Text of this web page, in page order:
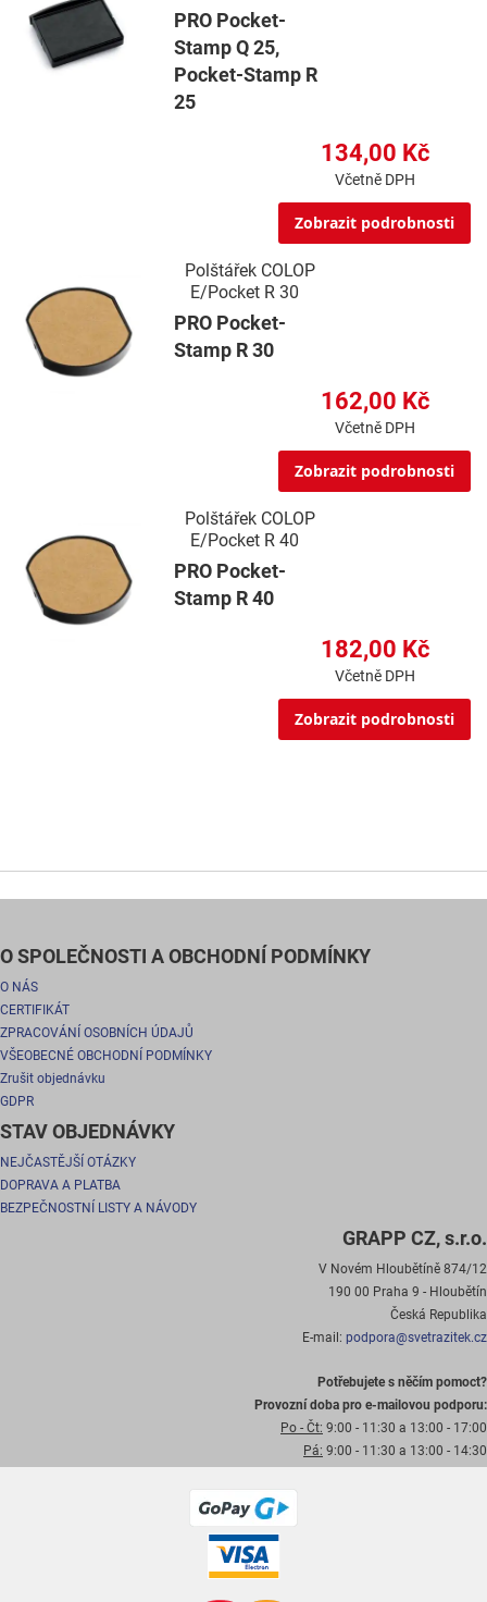
PRO Pocket-
Stamp Q 25,
Pocket-Stamp R
25
134,00 Kč
Včetně DPH
Zobrazit podrobnosti
Polštářek COLOP
E/Pocket R 30
PRO Pocket-
Stamp R 30
162,00 Kč
Včetně DPH
Zobrazit podrobnosti
Polštářek COLOP
E/Pocket R 40
PRO Pocket-
Stamp R 40
182,00 Kč
Včetně DPH
Zobrazit podrobnosti
O SPOLEČNOSTI A OBCHODNÍ PODMÍNKY
O NÁS
CERTIFIKÁT
ZPRACOVÁNÍ OSOBNÍCH ÚDAJŮ
VŠEOBECNÉ OBCHODNÍ PODMÍNKY
Zrušit objednávku
GDPR
STAV OBJEDNÁVKY
NEJČASTĚJŠÍ OTÁZKY
DOPRAVA A PLATBA
BEZPEČNOSTNÍ LISTY A NÁVODY
GRAPP CZ, s.r.o.
V Novém Hloubětíně 874/12
190 00 Praha 9 - Hloubětín
Česká Republika
E-mail: podpora@svetrazitek.cz
Potřebujete s něčím pomoct?
Provozní doba pro e-mailovou podporu:
Po - Čt: 9:00 - 11:30 a 13:00 - 17:00
Pá: 9:00 - 11:30 a 13:00 - 14:30